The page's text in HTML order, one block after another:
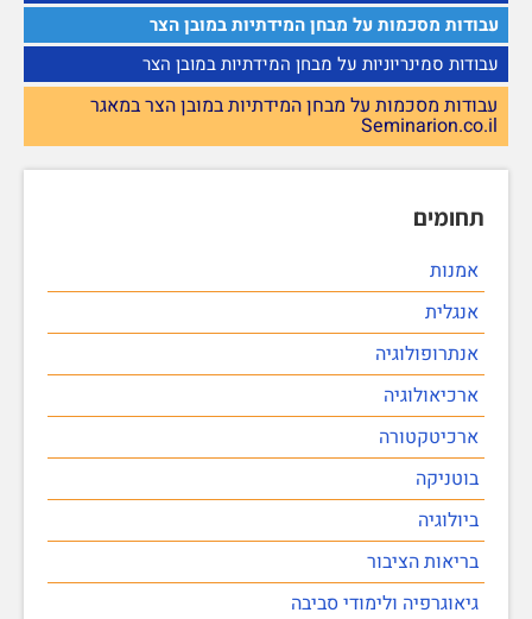
עבודות מסכמות על מבחן המידתיות במובן הצר
עבודות סמינריוניות על מבחן המידתיות במובן הצר
עבודות מסכמות על מבחן המידתיות במובן הצר במאגר
Seminarion.co.il
תחומים
אמנות
אנגלית
אנתרופולוגיה
ארכיאולוגיה
ארכיטקטורה
בוטניקה
ביולוגיה
בריאות הציבור
גיאוגרפיה ולימודי סביבה